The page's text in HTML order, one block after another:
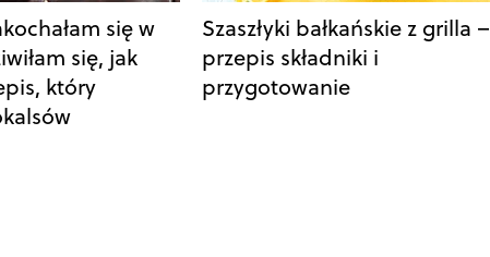
się w
się, jak
który
Szaszłyki bałkańskie z grilla –
przepis składniki i
przygotowanie